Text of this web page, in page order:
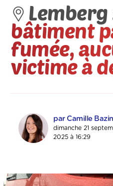
Lemberg
bâtiment
fumée,
victime à
par Camille Bazin
dimanche 21
2025 à 16:29